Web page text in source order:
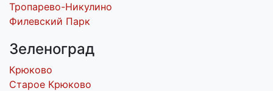
Тропарево-Никулино
Филевский Парк
Зеленоград
Крюково
Старое Крюково